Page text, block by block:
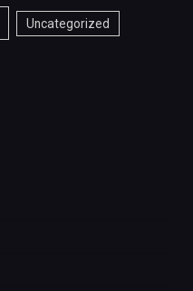
Uncategorized